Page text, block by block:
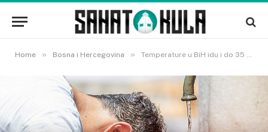
Home » Bosna i Hercegovina » Temperature u BiH idu i do 35 stepeni: FHMZ izdao važne upute za stanovništvo